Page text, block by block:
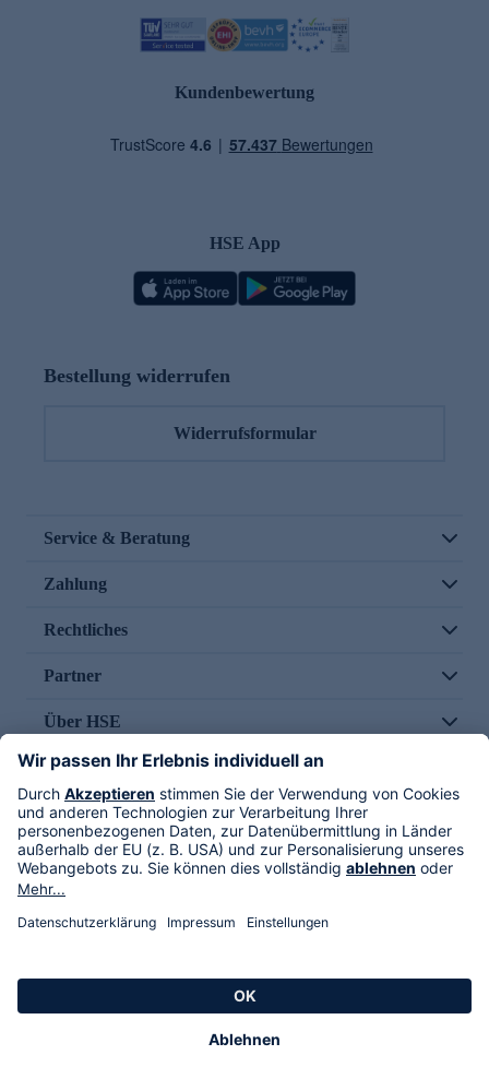
Kundenbewertung
HSE App
Bestellung widerrufen
Widerrufsformular
Service & Beratung
Zahlung
Rechtliches
Partner
Über HSE
Im TV
HSE International